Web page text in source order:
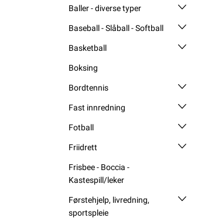
Baller - diverse typer
Baseball - Slåball - Softball
Basketball
Boksing
Bordtennis
Fast innredning
Fotball
Friidrett
Frisbee - Boccia -
Kastespill/leker
Førstehjelp, livredning,
sportspleie